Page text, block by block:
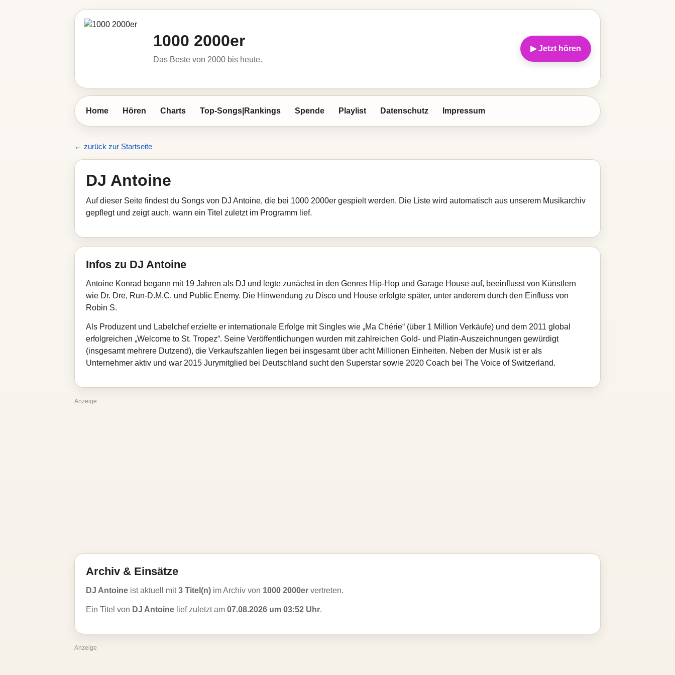
1000 2000er
Das Beste von 2000 bis heute.
▶ Jetzt hören
Home Hören Charts Top-Songs|Rankings Spende Playlist Datenschutz Impressum
← zurück zur Startseite
DJ Antoine
Auf dieser Seite findest du Songs von DJ Antoine, die bei 1000 2000er gespielt werden. Die Liste wird automatisch aus unserem Musikarchiv
gepflegt und zeigt auch, wann ein Titel zuletzt im Programm lief.
Infos zu DJ Antoine
Antoine Konrad begann mit 19 Jahren als DJ und legte zunächst in den Genres Hip‑Hop und Garage House auf, beeinflusst von Künstlern
wie Dr. Dre, Run‑D.M.C. und Public Enemy. Die Hinwendung zu Disco und House erfolgte später, unter anderem durch den Einfluss von
Robin S.
Als Produzent und Labelchef erzielte er internationale Erfolge mit Singles wie „Ma Chérie“ (über 1 Million Verkäufe) und dem 2011 global
erfolgreichen „Welcome to St. Tropez“. Seine Veröffentlichungen wurden mit zahlreichen Gold‑ und Platin‑Auszeichnungen gewürdigt
(insgesamt mehrere Dutzend), die Verkaufszahlen liegen bei insgesamt über acht Millionen Einheiten. Neben der Musik ist er als
Unternehmer aktiv und war 2015 Jurymitglied bei Deutschland sucht den Superstar sowie 2020 Coach bei The Voice of Switzerland.
Anzeige
Archiv & Einsätze
DJ Antoine ist aktuell mit3 Titel(n) im Archiv von 1000 2000er vertreten.
Ein Titel von DJ Antoine lief zuletzt am 07.08.2026 um 03:52 Uhr.
Anzeige